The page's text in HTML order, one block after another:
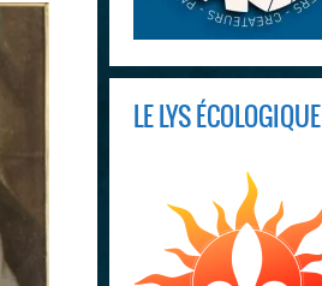
LE LYS ÉCOLOGIQUE